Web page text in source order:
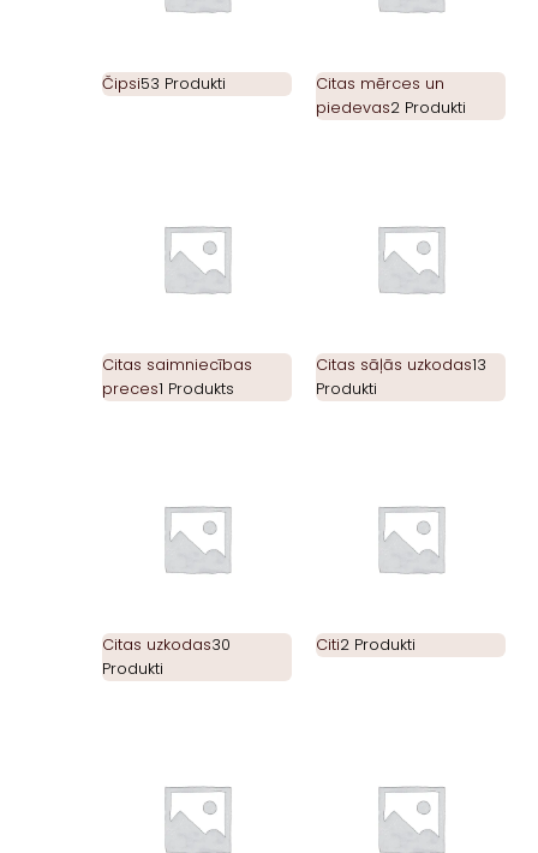
Čipsi53 Produkti
Citas mērces un
piedevas2 Produkti
Citas saimniecības
preces1 Produkts
Citas sāļās uzkodas13
Produkti
Citas uzkodas30
Produkti
Citi2 Produkti